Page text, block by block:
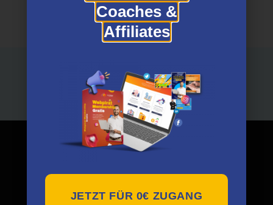
Coaches &
Affiliates
JETZT FÜR 0€ ZUGANG